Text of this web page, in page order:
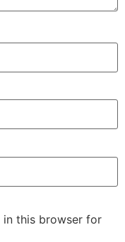
in this browser for